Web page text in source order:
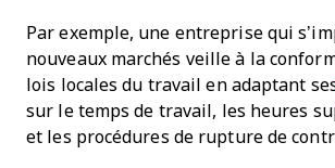
Par exemple, une entreprise qui
nouveaux marchés veille à la
lois locales du travail en adaptant
sur le temps de travail, les heures
et les procédures de rupture de